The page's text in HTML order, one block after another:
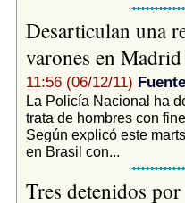
Desarticulan una
varones en Madrid
11:56 (06/12/11)
La Policía Nacional ha
trata de hombres con
Según explicó este
en Brasil con...
Tres detenidos